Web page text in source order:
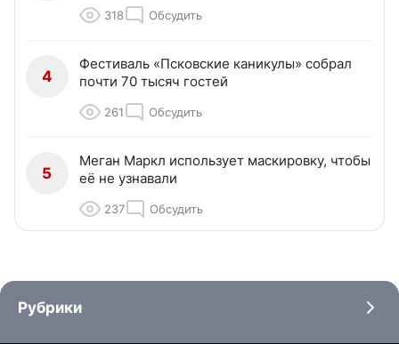
318 Обсудить
4
Фестиваль «Псковские каникулы» собрал
почти 70 тысяч гостей
261 Обсудить
5
Меган Маркл использует маскировку, чтобы
её не узнавали
237 Обсудить
Рубрики